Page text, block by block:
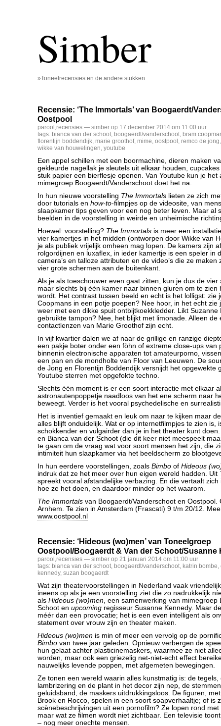
Simber
»Toneelrecensies en de andere stukken
Recensie: ‘The Immortals’ van Boogaerdt/
Oostpool
parool ,recensies — simber op 17 december 2014 om 11:00 uur
tags: bianca van der schoot, boogaerdt/vanderschoot, bram
florentijn boddendijk, marie groothof, mime, oostpool , remco de jong
wikke van houwelingen, youtube
Een appel schillen met een boormachine, dieren maken
gekleurde nagellak je sleutels uit elkaar houden,
stuk papier een bierflesje openen. Van Youtube kun je het
mimegroep Boogaerdt/Vanderschoot doet het na.
In hun nieuwe voorstelling The Immortals lieten ze zich
door tutorials en how-to-filmpjes op de videosite, van
slaapkamer tips geven voor een nog beter leven. Maar al
beelden in de voorstelling in weirde en unheimische
Hoewel: voorstelling? The Immortals is meer een
vier kamertjes in het midden (ontworpen door Wikke van
je als publiek vrijelijk omheen mag lopen. De kamers zijn
rolgordijnen en luxaflex, in ieder kamertje is een speler in
camera’s en talloze attributen en de video’s die ze maken
vier grote schermen aan de buitenkant.
Als je als toeschouwer even gaat zitten, kun je dus de vier
maar slechts bij één kamer naar binnen gluren om te zien
wordt. Het contrast tussen beeld en echt is het lolligst: zie
Coopmans in een potje poepen? Nee hoor, in het echt zie
weer met een dikke spuit ontbijtkoekkledder. Likt Suzanne
gebruikte tampon? Nee, het blijkt met limonade. Alleen de
contactlenzen van Marie Groothof zijn echt.
In vijf kwartier dalen we af naar de grillige en ranzige
een pakje boter onder een föhn of extreme close-ups van
binnenin electronische apparaten tot amateurporno,
een pan en de mondholte van Floor van Leeuwen. De
de Jong en Florentijn Boddendijk versnijdt het opgewekte
Youtube sterren met opgefokte techno.
Slechts één moment is er een soort interactie met elkaar
astronautenpoppetje naadloos van het ene scherm naar
beweegt. Verder is het vooral psychedelische en
Het is inventief gemaakt en leuk om naar te kijken maar
alles blijft onduidelijk. Wat er op internetfilmpjes te zien is,
schokkender en vulgairder dan je in het theater kunt
en Bianca van der Schoot (die dit keer niet meespeelt
te gaan om de vraag wat voor soort mensen het zijn, die
intimiteit hun slaapkamer via het beeldscherm zo
In hun eerdere voorstellingen, zoals Bimbo of Hideous
indruk dat ze het meer over hun eigen wereld hadden. Uit
spreekt vooral afstandelijke verbazing. En die vertaalt
hoe ze het doen, en daardoor minder op het waarom.
The Immortals van Boogaerdt/Vanderschoot en Oostpool.
Arnhem. Te zien in Amsterdam (Frascati) 9 t/m 20/12.
www.oostpool.nl
Recensie: ‘Hideous (wo)men’ van Toneelgroep
Oostpool/Boogaerdt & Van der Schoot/Susanne
parool ,recensies — simber op 21 januari 2014 om 11:00 uur
tags: bianca van der schoot, boogaerdt/vanderschoot, katrin bombe,
kennedy, suzan boogaerdt
Wat zijn theatervoorstellingen in Nederland vaak
ineens op als je een voorstelling ziet die zo nadrukkelijk
als Hideous (wo)men, een samenwerking van mimegroep
Schoot en upcoming regisseur Susanne Kennedy. Maar
méér dan een provocatie; het is een even intelligent als
statement over vrouw zijn en theater maken.
Hideous (wo)men is min of meer een vervolg op de
Bimbo van twee jaar geleden. Opnieuw verbergen de
hun gelaat achter plasticinemaskers, waarmee ze niet
worden, maar ook een griezelig net-niet-echt effect
nauwelijks levende poppen, met afgemeten bewegingen.
Ze tonen een wereld waarin alles kunstmatig is: de tegels,
lambrizering en de plant in het decor zijn nep, de
geluidsband, de maskers uitdrukkingsloos. De figuren,
Brook en Rocco, spelen in een soort soapverhaaltje; of is
scènebeschrijvingen uit een pornofilm? Ze lopen rond met
maar wat ze filmen wordt niet zichtbaar. Een televisie
– nog meer onechte mensen.